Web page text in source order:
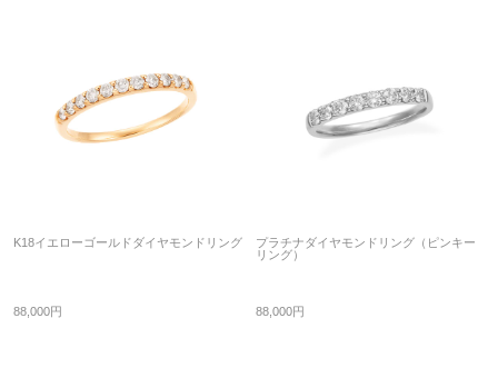
K18イエローゴールドダイヤモンドリング
88,000円
プラチナダイヤモンドリング（ピンキー
リング）
88,000円